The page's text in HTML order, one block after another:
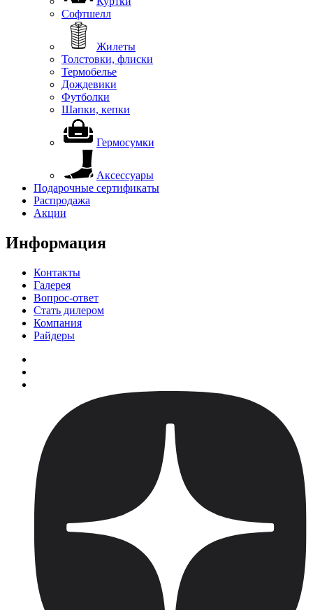
Софтшелл
Жилеты
Толстовки, флиски
Термобелье
Дождевики
Футболки
Шапки, кепки
Гермосумки
Аксессуары
Подарочные сертификаты
Распродажа
Акции
Информация
Контакты
Галерея
Вопрос-ответ
Стать дилером
Компания
Райдеры